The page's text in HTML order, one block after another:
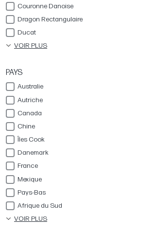
Couronne Danoise
Dragon Rectangulaire
Ducat
VOIR PLUS
PAYS
Australie
Autriche
Canada
Chine
Îles Cook
Danemark
France
Mexique
Pays-Bas
Afrique du Sud
VOIR PLUS